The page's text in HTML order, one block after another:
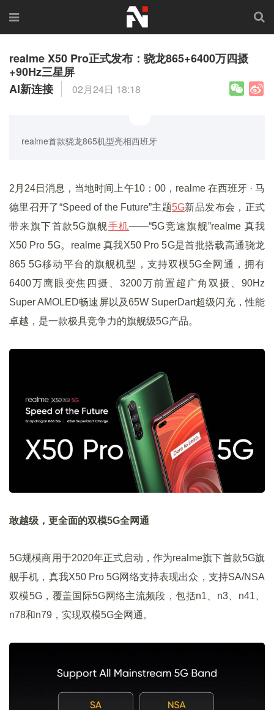
realme X50 Pro正式发布：骁龙865+6400万四摄
+90Hz三星屏
AI新连接
02月24日 18:18
realme首款骁龙865机型亮相西班牙
2月24日消息， 当地时间上午10：00，realme 在西班牙 · 马
德里召开了“Speed of the Future”主题5G新品发布会，正式
带来旗下首款5G旗舰手机——“5G竞速旗舰”realme 真我
X50 Pro 5G。realme 真我X50 Pro 5G是首批搭载高通骁龙
865 5G移动平台的旗舰机型，支持双模5G全网通，拥有
6400万鹰眼变焦四摄、3200万前置超广角双摄、90Hz
Super AMOLED畅速屏以及65W SuperDart超级闪充，性能
卓越，是一款极具竞争力的旗舰级5G产品。
敢越级，更全面的双模5G全网通
5G规模商用于2020年正式启动，作为realme旗下首款5G旗
舰手机，真我X50 Pro 5G网络支持表现出众，支持SA/NSA
双模5G，覆盖国际5G网络主流频段，包括n1、n3、n41、
n78和n79，实现双模5G全网通。